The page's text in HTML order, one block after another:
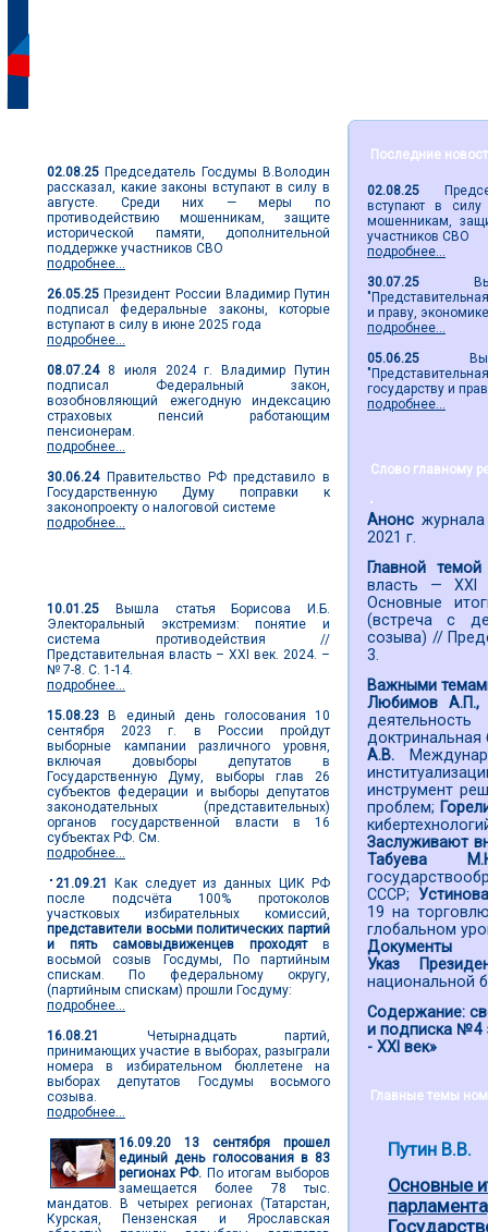
02.08.25 Председатель Госдумы В.Володин
рассказал, какие законы вступают в силу в
августе. Среди них — меры по
противодействию мошенникам, защите
исторической памяти, дополнительной
поддержке участников СВО
подробнее...
26.05.25 Президент России Владимир Путин
подписал федеральные законы, которые
вступают в силу в июне 2025 года
подробнее...
08.07.248 июля 2024 г. Владимир Путин
подписал Федеральный закон,
возобновляющий ежегодную индексацию
страховых пенсий работающим
пенсионерам.
подробнее...
30.06.24Правительство РФ представило в
Государственную Думу поправки к
законопроекту о налоговой системе
подробнее...
10.01.25 Вышла статья Борисова И.Б.
Электоральный экстремизм: понятие и
система противодействия //
Представительная власть – XXI век. 2024. –
№ 7-8. С. 1-14.
подробнее...
15.08.23 В единый день голосования 10
сентября 2023 г. в России пройдут
выборные кампании различного уровня,
включая довыборы депутатов в
Государственную Думу, выборы глав 26
субъектов федерации и выборы депутатов
законодательных (представительных)
органов государственной власти в 16
субъектах РФ. См.
подробнее...
21.09.21
Как следует из данных ЦИК РФ
после подсчёта 100% протоколов
участковых избирательных комиссий,
представители восьми политических партий
и пять самовыдвиженцев проходятв
восьмой созыв Госдумы, По партийным
спискам. По федеральному округу,
(партийным спискам) прошли Госдуму:
подробнее...
16.08.21
Четырнадцать партий,
принимающих участие в выборах, разыграли
номера в избирательном бюллетене на
выборах депутатов Госдумы восьмого
созыва.
подробнее...
16.09.20
13 сентября прошел
единый день голосования в 83
регионах РФ. По итогам выборов
замещается более 78 тыс.
мандатов. В четырех регионах (Татарстан,
Курская, Пензенская и Ярославская
Последние
02.08.25
вступают в
мошенникам,
участников СВО
подробнее...
30.07.25 Вышел
и праву,
подробнее...
05.06.25 Вышел
государству и
подробнее...
Слово главному
Анонс
2021 г.
Главной темой
власть —
Основные
(встреча с
созыва) //
3.
Важными
Любимов
А.В.
инструмент
проблем;
Заслуживают
Табуева
СССР;
19 на
глобальном
Документы
Указ
национальной
Содержание:
и подписка №4
- ХХI век»
Главные темы
Путин В.В.
Основные